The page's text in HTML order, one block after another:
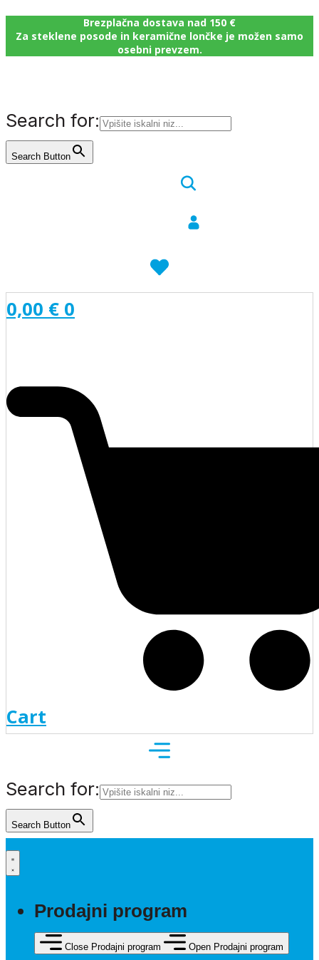
Brezplačna dostava nad 150 €
Za steklene posode in keramične lončke je možen samo
osebni prevzem.
Search for:
Search Button
0,00 € 0
Cart
Search for:
Search Button
Prodajni program
Close Prodajni program Open Prodajni program